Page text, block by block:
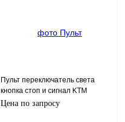
Пульт переключатель света
кнопка стоп и сигнал KTM
EXC125-500/15->
Цена по запросу